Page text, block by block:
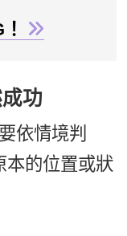
功
依情境判
本的位置或狀